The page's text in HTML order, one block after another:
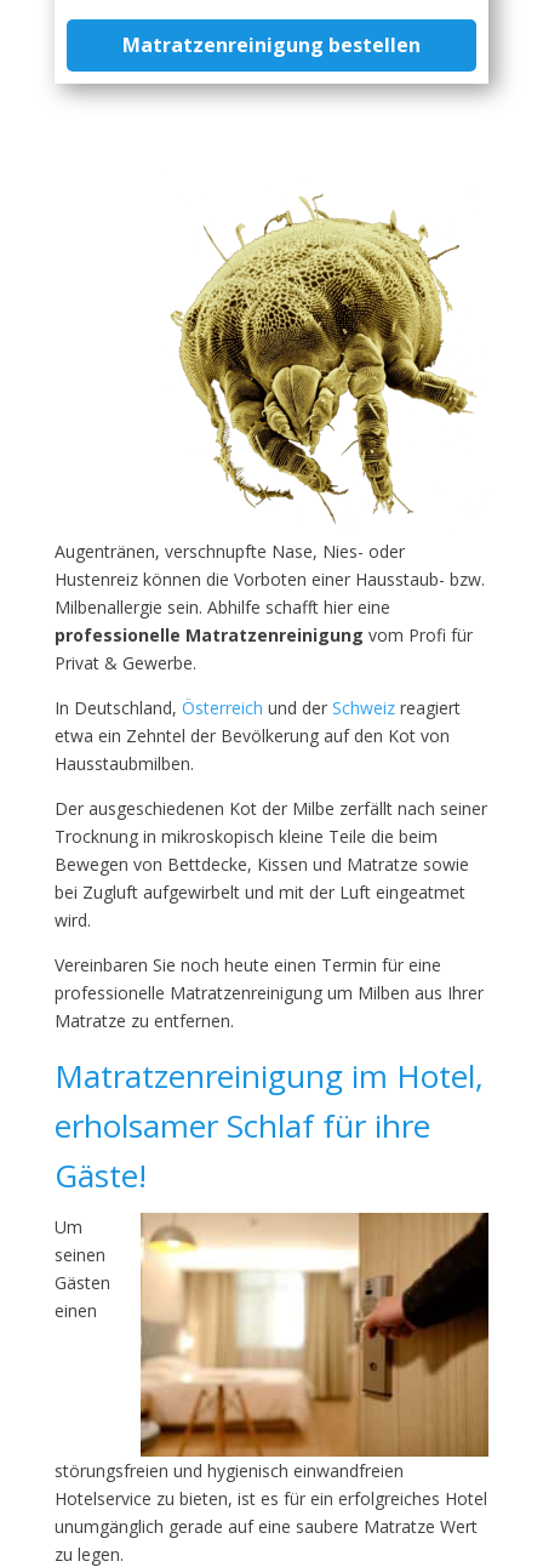
Matratzenreinigung bestellen
Augentränen, verschnupfte Nase, Nies- oder
Hustenreiz können die Vorboten einer Hausstaub- bzw.
Milbenallergie sein. Abhilfe schafft hier eine
professionelle Matratzenreinigung vom Profi für
Privat & Gewerbe.
In Deutschland, Österreich und der Schweizreagiert
etwa ein Zehntel der Bevölkerung auf den Kot von
Hausstaubmilben.
Der ausgeschiedenen Kot der Milbe zerfällt nach seiner
Trocknung in mikroskopisch kleine Teile die beim
Bewegen von Bettdecke, Kissen und Matratze sowie
bei Zugluft aufgewirbelt und mit der Luft eingeatmet
wird.
Vereinbaren Sie noch heute einen Termin für eine
professionelle Matratzenreinigung um Milben aus Ihrer
Matratze zu entfernen.
Matratzenreinigung im Hotel,
erholsamer Schlaf für ihre
Gäste!
Um
seinen
Gästen
einen
störungsfreien und hygienisch einwandfreien
Hotelservice zu bieten, ist es für ein erfolgreiches Hotel
unumgänglich gerade auf eine saubere Matratze Wert
zu legen.